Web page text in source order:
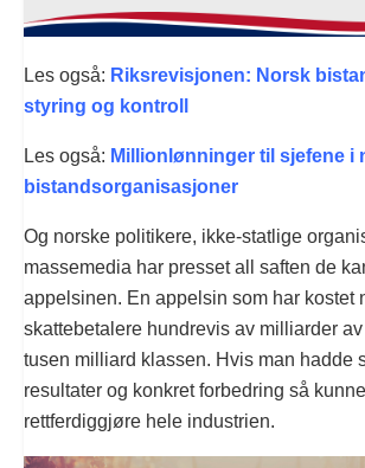
Les også: Riksrevisjonen: Norsk
styring og kontroll
Les også: Millionlønninger til sjefene i
bistandsorganisasjoner
Og norske politikere, ikke-statlige
massemedia har presset all saften de
appelsinen. En appelsin som har kostet
skattebetalere hundrevis av milliarder av
tusen milliard klassen. Hvis man hadde
resultater og konkret forbedring så
rettferdiggjøre hele industrien.